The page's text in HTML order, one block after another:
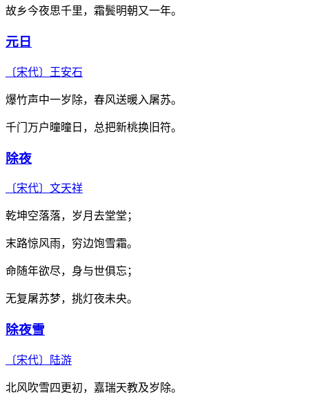
故乡今夜思千里，霜鬓明朝又一年。
元日
〔宋代〕 王安石
爆竹声中一岁除，春风送暖入屠苏。
千门万户曈曈日，总把新桃换旧符。
除夜
〔宋代〕 文天祥
乾坤空落落，岁月去堂堂；
末路惊风雨，穷边饱雪霜。
命随年欲尽，身与世俱忘；
无复屠苏梦，挑灯夜未央。
除夜雪
〔宋代〕 陆游
北风吹雪四更初，嘉瑞天教及岁除。